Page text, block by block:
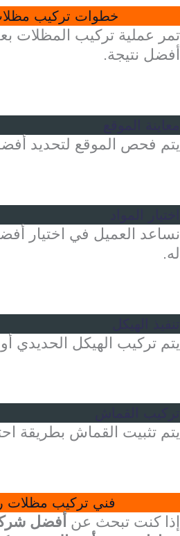
خطوات تركيب
تمر عملية تركيب المظلات
أفضل نتيجة.
يتم فحص الموقع لتحديد
نساعد العميل في اختيار
له.
يتم تركيب الهيكل الحديدي
يتم تثبيت القماش بطريقة
فني تركيب مظلات
إذا كنت تبحث عن أفضل